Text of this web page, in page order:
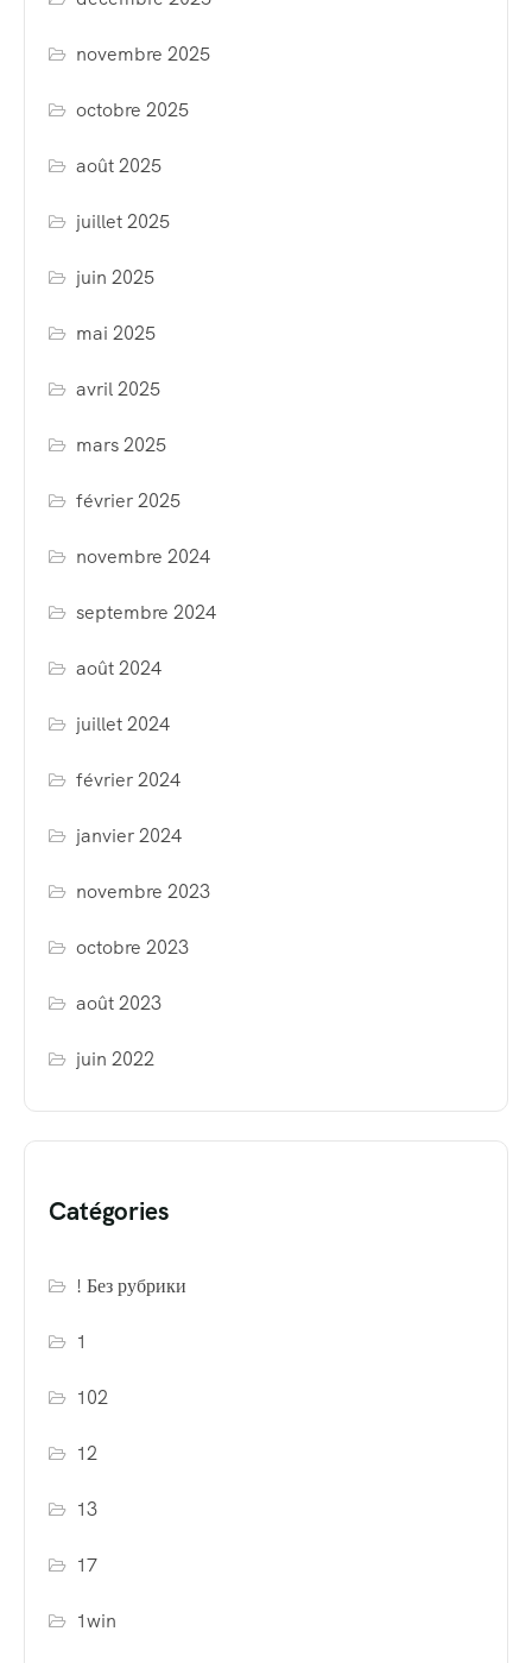
novembre 2025
octobre 2025
août 2025
juillet 2025
juin 2025
mai 2025
avril 2025
mars 2025
février 2025
novembre 2024
septembre 2024
août 2024
juillet 2024
février 2024
janvier 2024
novembre 2023
octobre 2023
août 2023
juin 2022
Catégories
! Без рубрики
1
102
12
13
17
1win